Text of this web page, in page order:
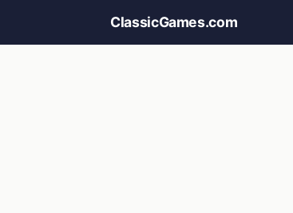
ClassicGames.com